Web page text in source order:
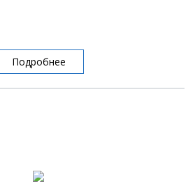
Подробнее